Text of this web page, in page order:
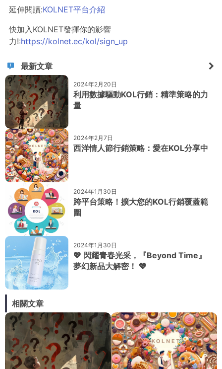
延伸閱讀:KOLNET平台介紹
快加入KOLNET發揮你的影響
力!:https://kolnet.ec/kol/sign_up
最新文章
2024年2月20日
利用數據驅動KOL行銷：精準策略的力
量
2024年2月7日
西洋情人節行銷策略：愛在KOL分享中
2024年1月30日
跨平台策略！擴大您的KOL行銷覆蓋範
圍
2024年1月30日
💖 閃耀青春光采，『Beyond Time』
夢幻新品大解密！ 💖
相關文章